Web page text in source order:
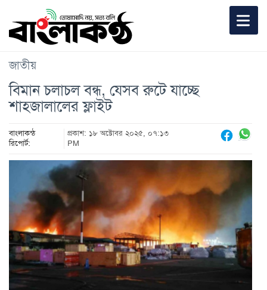
জাতীয়
বিমান চলাচল বন্ধ, যেসব রুটে যাচ্ছে
শাহজালালের ফ্লাইট
বাংলাকন্ঠ
রিপোর্ট:
প্রকাশ: ১৮ অক্টোবর ২০২৫, ০৭:১৩
PM